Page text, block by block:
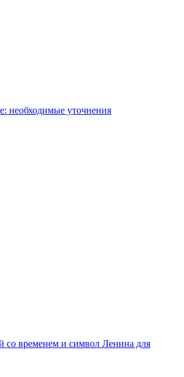
необходимые уточнения
со временем и символ Ленина для